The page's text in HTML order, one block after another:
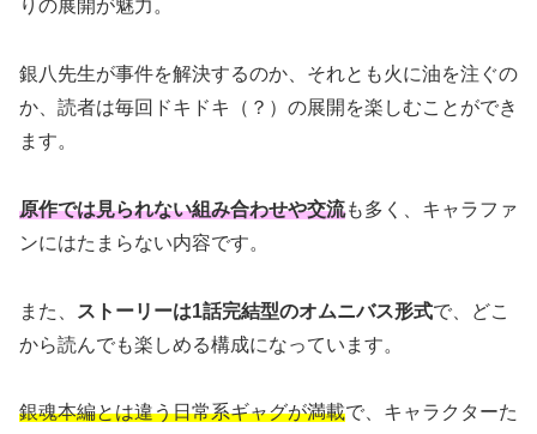
りの展開が魅力。
銀八先生が事件を解決するのか、それとも火に油を注ぐの
か、読者は毎回ドキドキ（？）の展開を楽しむことができ
ます。
原作では見られない組み合わせや交流も多く、キャラファ
ンにはたまらない内容です。
また、 ストーリーは1話完結型のオムニバス形式で、どこ
から読んでも楽しめる構成になっています。
銀魂本編とは違う日常系ギャグが満載で、キャラクターた